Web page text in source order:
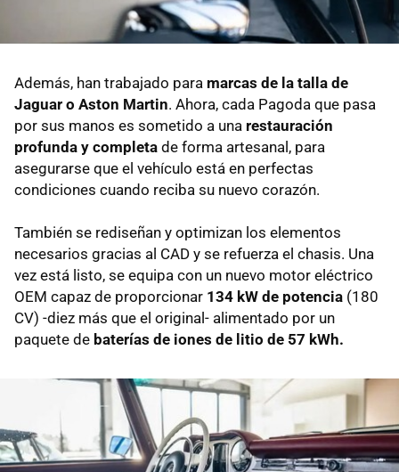
Además, han trabajado para marcas de la talla de
Jaguar o Aston Martin. Ahora, cada Pagoda que pasa
por sus manos es sometido a una restauración
profunda y completa de forma artesanal, para
asegurarse que el vehículo está en perfectas
condiciones cuando reciba su nuevo corazón.
También se rediseñan y optimizan los elementos
necesarios gracias al CAD y se refuerza el chasis. Una
vez está listo, se equipa con un nuevo motor eléctrico
OEM capaz de proporcionar 134 kW de potencia (180
CV) -diez más que el original- alimentado por un
paquete de baterías de iones de litio de 57 kWh.